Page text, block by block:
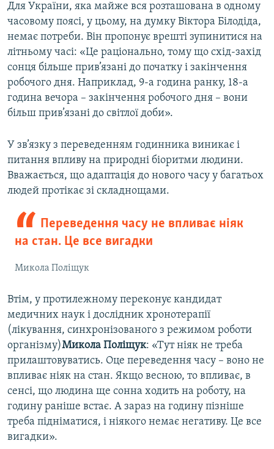
Для України, яка майже вся розташована в одному
часовому поясі, у цьому, на думку Віктора Білодіда,
немає потреби. Він пропонує врешті зупинитися на
літньому часі: «Це раціонально, тому що схід-захід
сонця більше прив’язані до початку і закінчення
робочого дня. Наприклад, 9-а година ранку, 18-а
година вечора – закінчення робочого дня – вони
більш прив’язані до світлої доби».
У зв’язку з переведенням годинника виникає і
питання впливу на природні біоритми людини.
Вважається, що адаптація до нового часу у багатьох
людей протікає зі складнощами.
Переведення часу не впливає ніяк
на стан. Це все вигадки
Микола Поліщук
Втім, у протилежному переконує кандидат
медичних наук і дослідник хронотерапії
(лікування, синхронізованого з режимом роботи
організму)​Микола Поліщук: «Тут ніяк не треба
прилаштовуватись. Оце переведення часу – воно не
впливає ніяк на стан. Якщо весною, то впливає, в
сенсі, що людина ще сонна ходить на роботу, на
годину раніше встає. А зараз на годину пізніше
треба підніматися, і ніякого немає негативу. Це все
вигадки».